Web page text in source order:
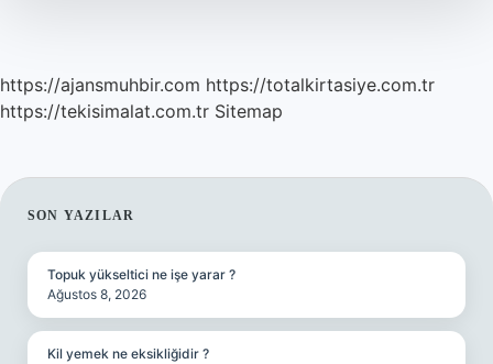
https://ajansmuhbir.com https://totalkirtasiye.com.tr
https://tekisimalat.com.tr Sitemap
SIDEBAR
SON YAZILAR
Topuk yükseltici ne işe yarar ?
Ağustos 8, 2026
Kil yemek ne eksikliğidir ?